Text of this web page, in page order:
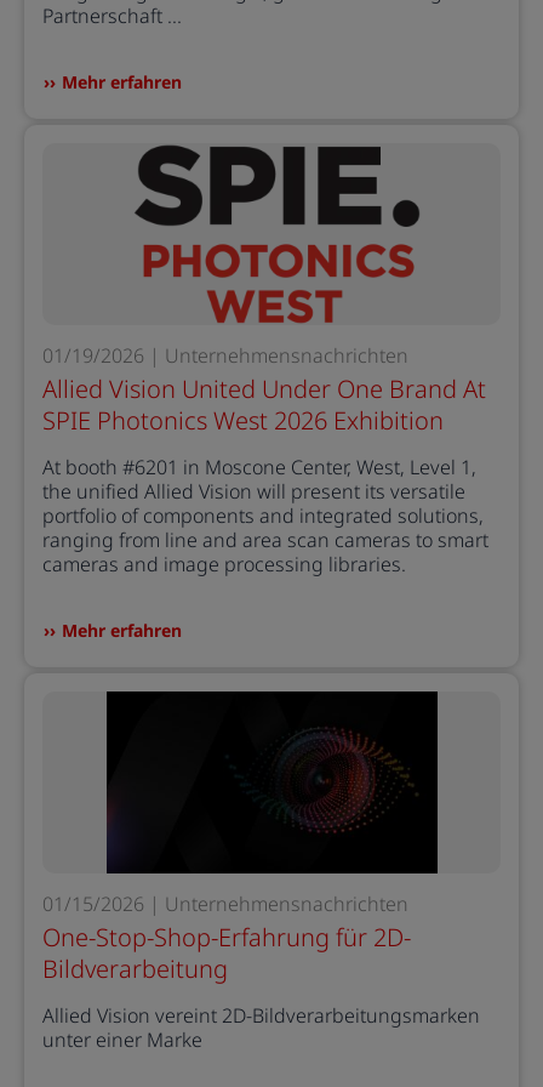
Partnerschaft ...
Mehr erfahren
01/19/2026 | Unternehmensnachrichten
Allied Vision United Under One Brand At
SPIE Photonics West 2026 Exhibition
At booth #6201 in Moscone Center, West, Level 1,
the unified Allied Vision will present its versatile
portfolio of components and integrated solutions,
ranging from line and area scan cameras to smart
cameras and image processing libraries.
Mehr erfahren
01/15/2026 | Unternehmensnachrichten
One-Stop-Shop-Erfahrung für 2D-
Bildverarbeitung
Allied Vision vereint 2D-Bildverarbeitungsmarken
unter einer Marke